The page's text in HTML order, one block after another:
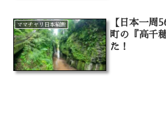
ママチャリ日本縦断
【日本一周
町の『高千
た！